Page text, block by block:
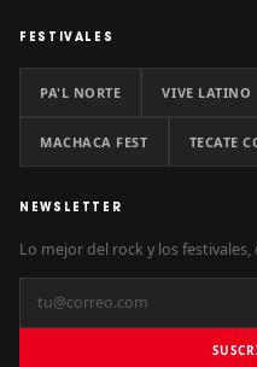
FESTIVALES
PA'L NORTE VIVE LATINO
MACHACA FEST TECATE
NEWSLETTER
Lo mejor del rock y los